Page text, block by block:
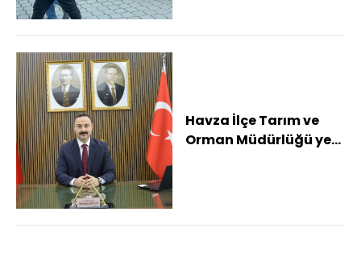
Havza İlçe Tarım ve
Orman Müdürlüğü yeni